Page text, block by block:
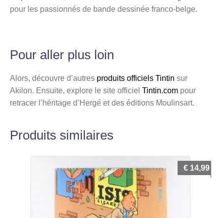
pour les passionnés de bande dessinée franco-belge.
Pour aller plus loin
Alors, découvre d’autres produits officiels Tintin sur
Akilon. Ensuite, explore le site officiel Tintin.com pour
retracer l’héritage d’Hergé et des éditions Moulinsart.
Produits similaires
€ 14,99